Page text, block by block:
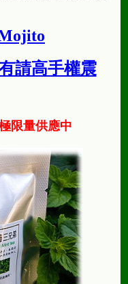
請高手權震
限量供應中